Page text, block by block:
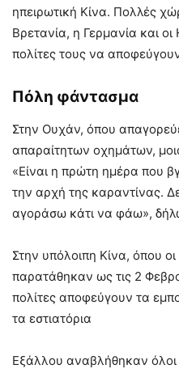
ηπειρωτική Κίνα. Πολλές
Βρετανία, η Γερμανία και
πολίτες τους να
Πόλη φάντασμα
Στην Ουχάν, όπου
απαραίτητων οχημάτων,
«Είναι η πρώτη ημέρα που
την αρχή της καραντίνας.
αγοράσω κάτι να φάω»,
Στην υπόλοιπη Κίνα, όπου
παρατάθηκαν ως τις 2
πολίτες αποφεύγουν τα
τα εστιατόρια
Εξάλλου αναβλήθηκαν όλοι